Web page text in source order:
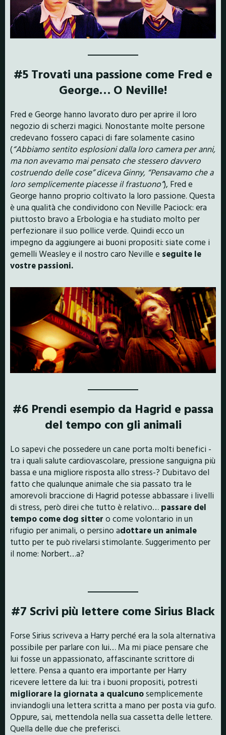
#5 Trovati una passione come Fred e
George… O Neville!
Fred e George hanno lavorato duro per aprire il loro
negozio di scherzi magici. Nonostante molte persone
credevano fossero capaci di fare solamente casino
(“Abbiamo sentito esplosioni dalla loro camera per anni,
ma non avevamo mai pensato che stessero davvero
costruendo delle cose” diceva Ginny, “Pensavamo che a
loro semplicemente piacesse il frastuono”), Fred e
George hanno proprio coltivato la loro passione. Questa
è una qualità che condividono con Neville Paciock: era
piuttosto bravo a Erbologia e ha studiato molto per
perfezionare il suo pollice verde. Quindi ecco un
impegno da aggiungere ai buoni propositi: siate come i
gemelli Weasley e il nostro caro Neville e seguite le
vostre passioni.
#6 Prendi esempio da Hagrid e passa
del tempo con gli animali
Lo sapevi che possedere un cane porta molti benefici -
tra i quali salute cardiovascolare, pressione sanguigna più
bassa e una migliore risposta allo stress-? Dubitavo del
fatto che qualunque animale che sia passato tra le
amorevoli braccione di Hagrid potesse abbassare i livelli
di stress, però direi che tutto è relativo… passare del
tempo come dog sitter o come volontario in un
rifugio per animali, o persino adottare un animale
tutto per te può rivelarsi stimolante. Suggerimento per
il nome: Norbert…a?
#7 Scrivi più lettere come Sirius Black
Forse Sirius scriveva a Harry perché era la sola alternativa
possibile per parlare con lui… Ma mi piace pensare che
lui fosse un appassionato, affascinante scrittore di
lettere. Pensa a quanto era importante per Harry
ricevere lettere da lui: tra i buoni propositi, potresti
migliorare la giornata a qualcunosemplicemente
inviandogli una lettera scritta a mano per posta via gufo.
Oppure, sai, mettendola nella sua cassetta delle lettere.
Quella delle due che preferisci.